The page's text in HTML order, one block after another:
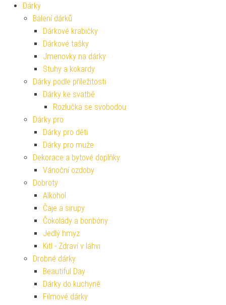
Dárky
Balení dárků
Dárkové krabičky
Dárkové tašky
Jmenovky na dárky
Stuhy a kokardy
Dárky podle příležitosti
Dárky ke svatbě
Rozlučka se svobodou
Dárky pro
Dárky pro děti
Dárky pro muže
Dekorace a bytové doplňky
Vánoční ozdoby
Dobroty
Alkohol
Čaje a sirupy
Čokolády a bonbóny
Jedlý hmyz
Kitl - Zdraví v láhvi
Drobné dárky
Beautiful Day
Dárky do kuchyně
Filmové dárky